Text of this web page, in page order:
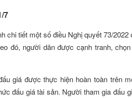
7
chi tiết một số điều Nghị quyết 73/
đó, người dân được cạnh tranh,
giá được thực hiện hoàn toàn trên
đấu giá tài sản. Người tham gia đấu